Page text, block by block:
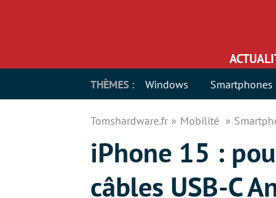
THÈMES : Windows Smartphones
Tomshardware.fr Mobilité
iPhone 15 :
câbles USB-C